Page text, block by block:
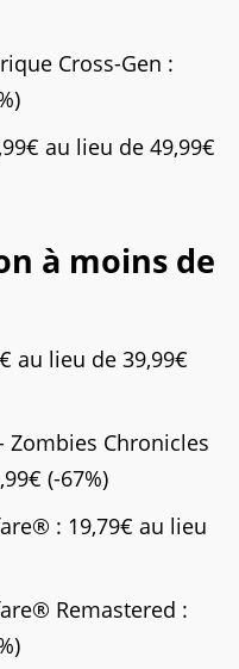
Cross-Gen :
au lieu de 49,99€
à moins de
au lieu de 39,99€
Zombies Chronicles
(-67%)
: 19,79€ au lieu
Remastered :